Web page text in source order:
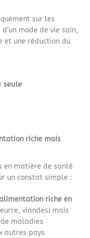
sur les
mode de vie sain,
et une réduction du
seule
riche mais
en matière de santé
un constat simple :
riche en
viandes) mais
maladies
autres pays